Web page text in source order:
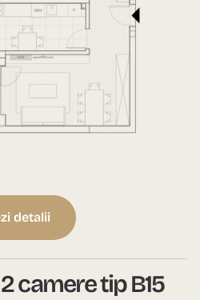
detalii
camere tip B15